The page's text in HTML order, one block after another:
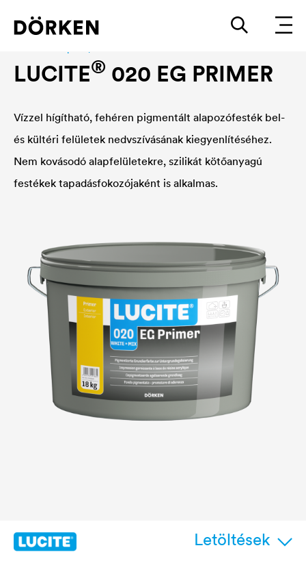
LUCITE® 020 EG PRIMER
Vízzel hígítható, fehéren pigmentált alapozófesték bel-
és kültéri felületek nedvszívásának kiegyenlítéséhez.
Nem kovásodó alapfelületekre, szilikát kötőanyagú
festékek tapadásfokozójaként is alkalmas.
Letöltések